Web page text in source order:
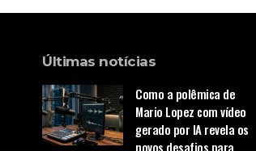
Últimas notícias
Como a polêmica de
Mario Lopez com vídeo
gerado por IA revela os
novos desafios para